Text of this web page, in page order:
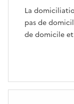
La
pas de
de domicile et